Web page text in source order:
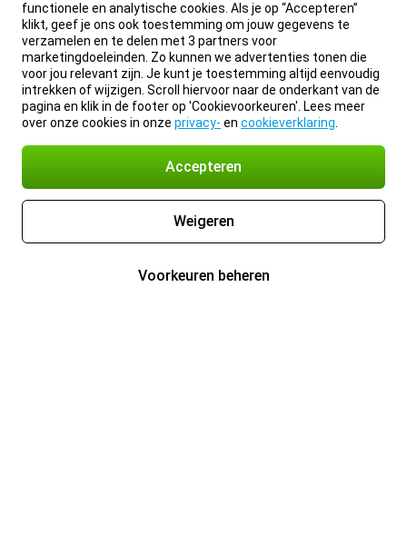
functionele en analytische cookies. Als je op “Accepteren”
klikt, geef je ons ook toestemming om jouw gegevens te
verzamelen en te delen met 3 partners voor
marketingdoeleinden. Zo kunnen we advertenties tonen die
voor jou relevant zijn. Je kunt je toestemming altijd eenvoudig
intrekken of wijzigen. Scroll hiervoor naar de onderkant van de
pagina en klik in de footer op 'Cookievoorkeuren'. Lees meer
over onze cookies in onze privacy- en cookieverklaring
Accepteren
Weigeren
Voorkeuren beheren